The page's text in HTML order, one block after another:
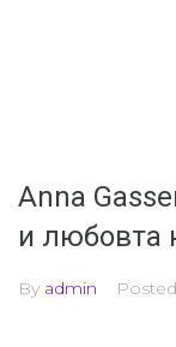
Anna
и любовта
By admin Posted